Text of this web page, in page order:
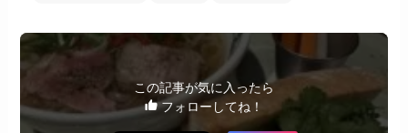
この記事が気に入ったら
フォローしてね！